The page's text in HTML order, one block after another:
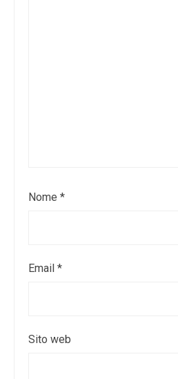
Nome *
Email *
Sito web